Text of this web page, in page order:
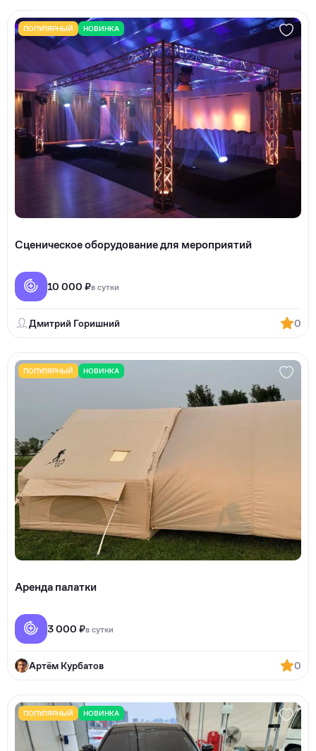
ПОПУЛЯРНЫЙ НОВИНКА
Сценическое оборудование для мероприятий
10 000 ₽в сутки
Дмитрий Горишний 0
ПОПУЛЯРНЫЙ НОВИНКА
Аренда палатки
3 000 ₽в сутки
Артём Курбатов 0
ПОПУЛЯРНЫЙ НОВИНКА